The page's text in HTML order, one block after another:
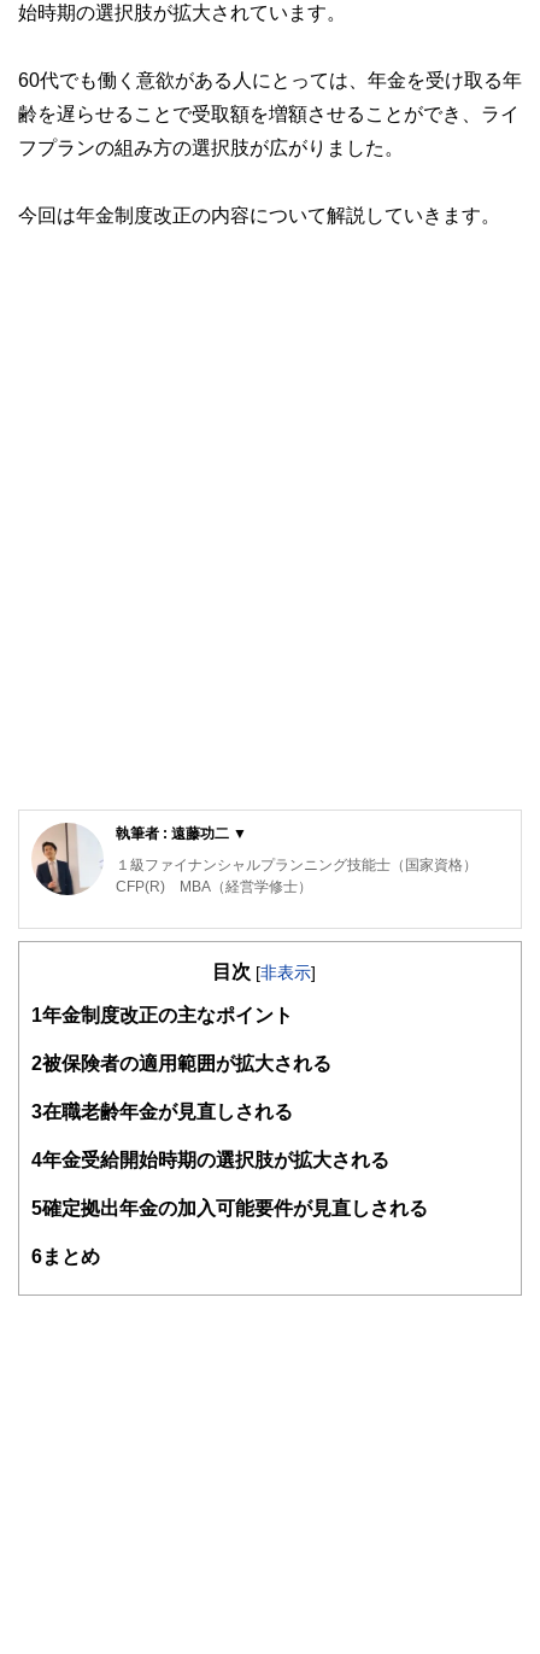
始時期の選択肢が拡大されています。
60代でも働く意欲がある人にとっては、年金を受け取る年
齢を遅らせることで受取額を増額させることができ、ライ
フプランの組み方の選択肢が広がりました。
今回は年金制度改正の内容について解説していきます。
執筆者 : 遠藤功二 ▼
１級ファイナンシャルプランニング技能士（国家資格）
CFP(R) MBA（経営学修士）
三菱UFJモルガン・スタンレー証券とオーストラリア・ニュ
家庭で学べる金融教育サービスを展開。お金が理由で不幸に
目次 [非表示]
1年金制度改正の主なポイント
2被保険者の適用範囲が拡大される
3在職老齢年金が見直しされる
4年金受給開始時期の選択肢が拡大される
5確定拠出年金の加入可能要件が見直しされる
6まとめ